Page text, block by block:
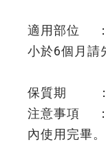
適用部位 ：
小於6個月請
保質期 ：
注意事項 ：
內使用完畢